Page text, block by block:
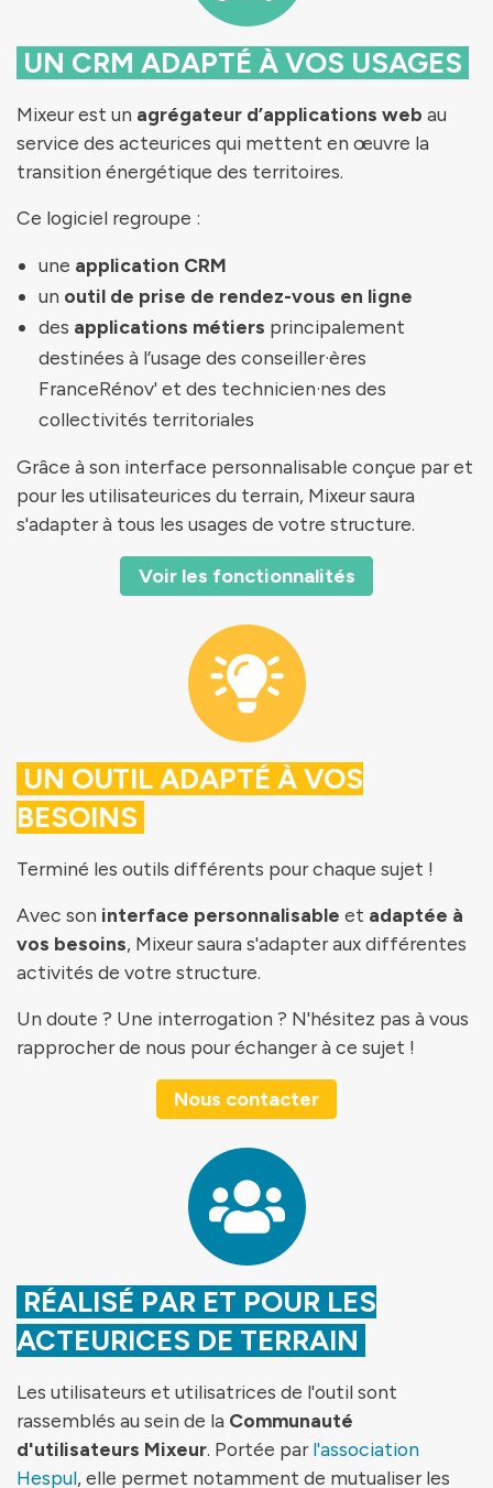
UN CRM ADAPTÉ À VOS USAGES
Mixeur est un agrégateur d’applications web au
service des acteurices qui mettent en œuvre la
transition énergétique des territoires.
Ce logiciel regroupe :
une application CRM
un outil de prise de rendez-vous en ligne
des applications métiers principalement
destinées à l’usage des conseiller·ères
FranceRénov' et des technicien·nes des
collectivités territoriales
Grâce à son interface personnalisable conçue par et
pour les utilisateurices du terrain, Mixeur saura
s'adapter à tous les usages de votre structure.
Voir les fonctionnalités
UN OUTIL ADAPTÉ À VOS
BESOINS
Terminé les outils différents pour chaque sujet !
Avec son interface personnalisable et adaptée à
vos besoins, Mixeur saura s'adapter aux différentes
activités de votre structure.
Un doute ? Une interrogation ? N'hésitez pas à vous
rapprocher de nous pour échanger à ce sujet !
Nous contacter
RÉALISÉ PAR ET POUR LES
ACTEURICES DE TERRAIN
Les utilisateurs et utilisatrices de l'outil sont
rassemblés au sein de la Communauté
d'utilisateurs Mixeur. Portée parl'association
Hespul, elle permet notamment de mutualiser les